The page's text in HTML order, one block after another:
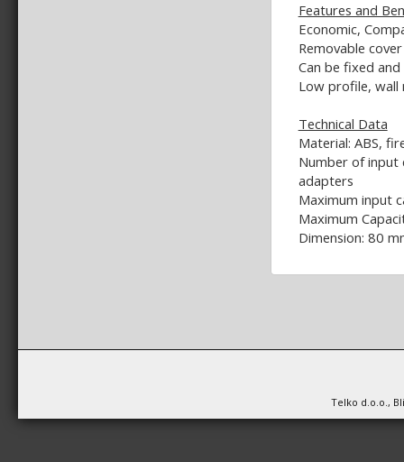
Features and
Economic,
Removable
Can be fixed
Low profile, wall
Technical Data
Material: ABS,
Number of input
adapters
Maximum input
Maximum
Dimension: 80
Telko d.o.o.,